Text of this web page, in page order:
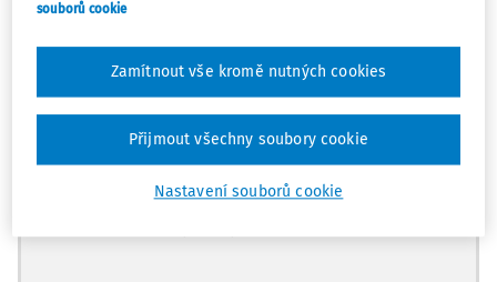
Máte předplatné? Přihlaste se
Tento dokument je jen pro
souborů cookie
Nastavení souborů cookie
Zamítnout vše kromě nutných cookies
Přijmout všechny soubory cookie